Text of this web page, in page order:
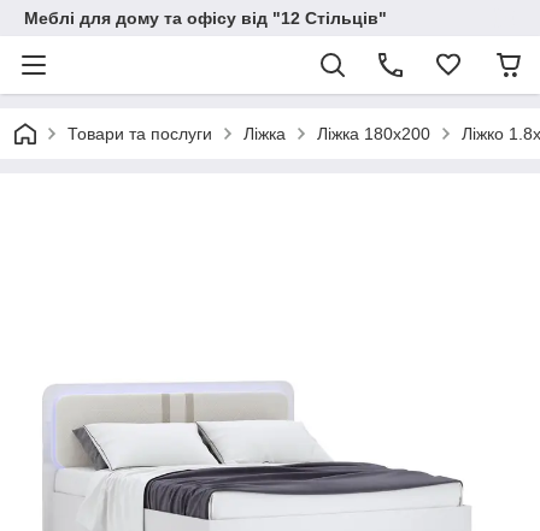
Меблі для дому та офісу від "12 Стільців"
Товари та послуги Ліжка Ліжка 180х200 Ліжко